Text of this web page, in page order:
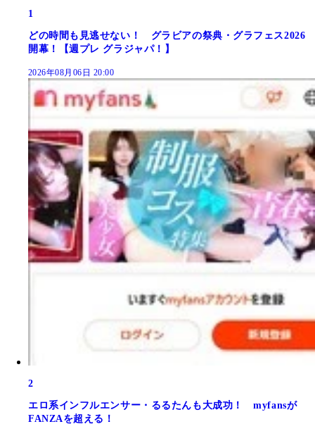
1
どの時間も見逃せない！ グラビアの祭典・グラフェス2026
開幕！【週プレ グラジャパ！】
2026年08月06日 20:00
2
エロ系インフルエンサー・るるたんも大成功！ myfansが
FANZAを超える！